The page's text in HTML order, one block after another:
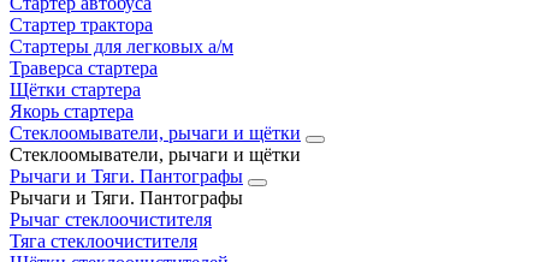
Стартер трактора
Стартеры для легковых а/м
Траверса стартера
Щётки стартера
Якорь стартера
Стеклоомыватели, рычаги и щётки
Стеклоомыватели, рычаги и щётки
Рычаги и Тяги. Пантографы
Рычаги и Тяги. Пантографы
Рычаг стеклоочистителя
Тяга стеклоочистителя